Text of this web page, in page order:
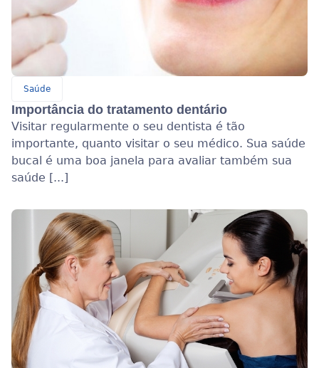
Saúde
Importância do tratamento dentário
Visitar regularmente o seu dentista é tão
importante, quanto visitar o seu médico. Sua saúde
bucal é uma boa janela para avaliar também sua
saúde [...]